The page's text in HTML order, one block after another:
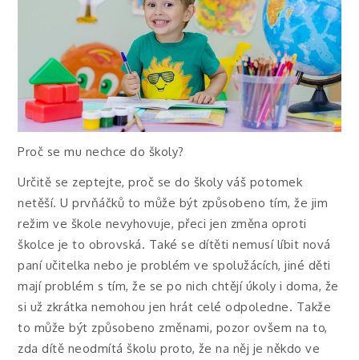
Proč se mu nechce do školy?
Určitě se zeptejte, proč se do školy váš potomek
netěší. U prvňáčků to může být způsobeno tím, že jim
režim ve škole nevyhovuje, přeci jen změna oproti
školce je to obrovská. Také se dítěti nemusí líbit nová
paní učitelka nebo je problém ve spolužácích, jiné děti
mají problém s tím, že se po nich chtějí úkoly i doma, že
si už zkrátka nemohou jen hrát celé odpoledne. Takže
to může být způsobeno změnami, pozor ovšem na to,
zda dítě neodmítá školu proto, že na něj je někdo ve